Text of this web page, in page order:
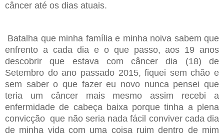
câncer até os dias atuais.
Batalha que minha família e minha noiva sabem que
enfrento a cada dia e o que passo, aos 19 anos
descobrir que estava com câncer dia (18) de
Setembro do ano passado 2015, fiquei sem chão e
sem saber o que fazer eu novo nunca pensei que
teria um câncer mais mesmo assim recebi a
enfermidade de cabeça baixa porque tinha a plena
convicção que não seria nada fácil conviver cada dia
de minha vida com uma coisa ruim dentro de mim